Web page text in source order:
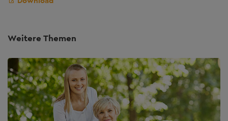
Weitere Themen